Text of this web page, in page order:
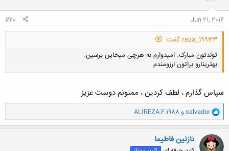
Jun 21, 2016
#20
reza_19933 گفت:
تولدتون مبارک. امیدوارم به هرچی میخاین برسین.
بهترینارو براتون ارزومندم
کلیک کنید تا باز شود...
سپاس گذارم ، لطف کردین ، ممنونم دوست عزیز
و
ا
ک
ن
ش
salvador و ALIREZA.F.1988
نازنین فاطیما